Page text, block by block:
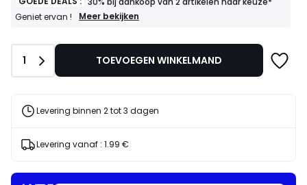
Geniet ervan !
GOEDE
artikelen
Geniet
Meer bekijken
Aantal
1 TOEVOEGEN WINKELMAND
Levering binnen 2 tot 3 dagen
Levering vanaf : 1.99 €